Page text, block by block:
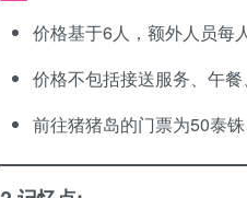
价格基于6人，额外人员每
价格不包括接送服务、午餐
前往猪猪岛的门票为50泰